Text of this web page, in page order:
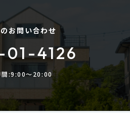
お問い合わせ
01-4126
間:9:00〜20:00